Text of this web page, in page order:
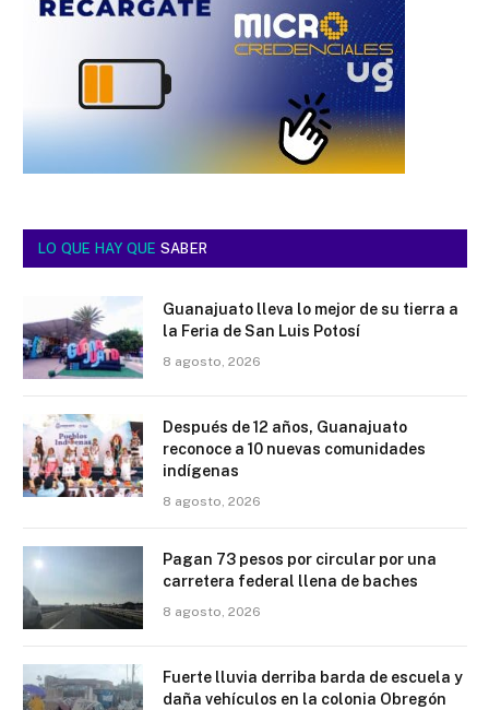
LO QUE HAY QUE SABER
Guanajuato lleva lo mejor de su tierra a
la Feria de San Luis Potosí
8 agosto, 2026
Después de 12 años, Guanajuato
reconoce a 10 nuevas comunidades
indígenas
8 agosto, 2026
Pagan 73 pesos por circular por una
carretera federal llena de baches
8 agosto, 2026
Fuerte lluvia derriba barda de escuela y
daña vehículos en la colonia Obregón